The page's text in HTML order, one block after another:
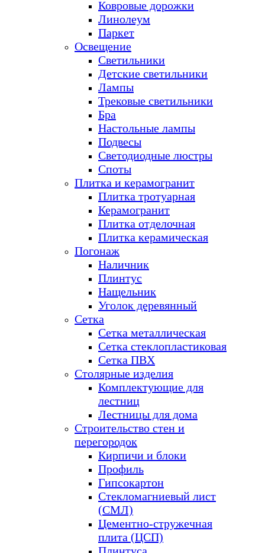
Ковровые дорожки
Линолеум
Паркет
Освещение
Светильники
Детские светильники
Лампы
Трековые светильники
Бра
Настольные лампы
Подвесы
Светодиодные люстры
Споты
Плитка и керамогранит
Плитка тротуарная
Керамогранит
Плитка отделочная
Плитка керамическая
Погонаж
Наличник
Плинтус
Нащельник
Уголок деревянный
Сетка
Сетка металлическая
Сетка стеклопластиковая
Сетка ПВХ
Столярные изделия
Комплектующие для
лестниц
Лестницы для дома
Строительство стен и
перегородок
Кирпичи и блоки
Профиль
Гипсокартон
Стекломагниевый лист
(СМЛ)
Цементно-стружечная
плита (ЦСП)